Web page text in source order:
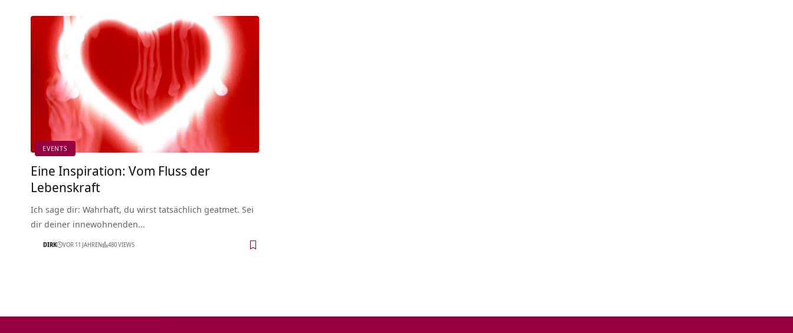
EVENTS
Eine Inspiration: Vom Fluss der
Lebenskraft
Ich sage dir: Wahrhaft, du wirst tatsächlich geatmet. Sei
dir deiner innewohnenden…
DIRK VOR 11 JAHREN 480 VIEWS